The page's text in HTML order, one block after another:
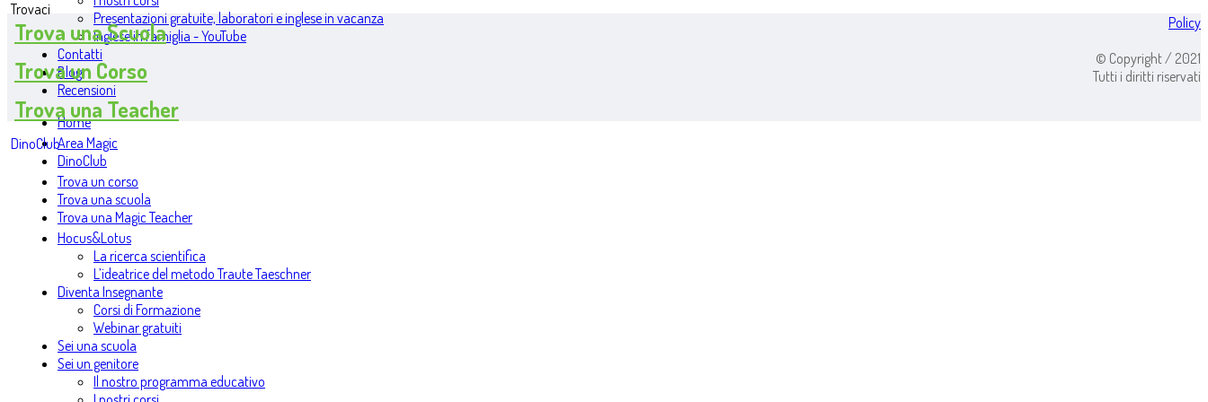
Presentazioni gratuite, laboratori e inglese in vacanza
Inglese in famiglia - YouTube
Contatti
Blog
Recensioni
Home
Area Magic
DinoClub
Trova un corso
Trova una scuola
Trova una Magic Teacher
Hocus&Lotus
La ricerca scientifica
L’ideatrice del metodo Traute Taeschner
Diventa Insegnante
Corsi di Formazione
Webinar gratuiti
Sei una scuola
Sei un genitore
Il nostro programma educativo
Trovaci
Trova una Scuola
Trova un Corso
Trova una Teacher
DinoClub
Policy
© Copyright / 2021
Tutti i diritti riservati